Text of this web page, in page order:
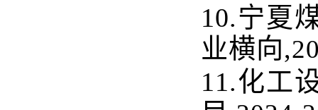
10.宁夏
业横向,
11.化工